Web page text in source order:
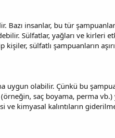
insanlar, bu tür
Sülfatlar, yağları ve kirleri
sülfatlı şampuanların
uygun olabilir. Çünkü bu
saç boyama, perma
kimyasal kalıntıların